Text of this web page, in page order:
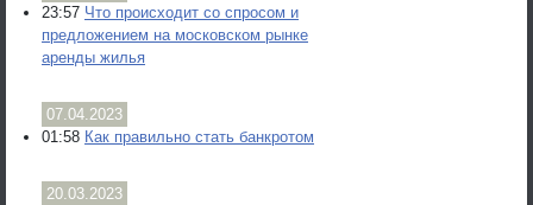
23:57 Что происходит со спросом и
предложением на московском рынке
аренды жилья
07.04.2023
01:58 Как правильно стать банкротом
20.03.2023